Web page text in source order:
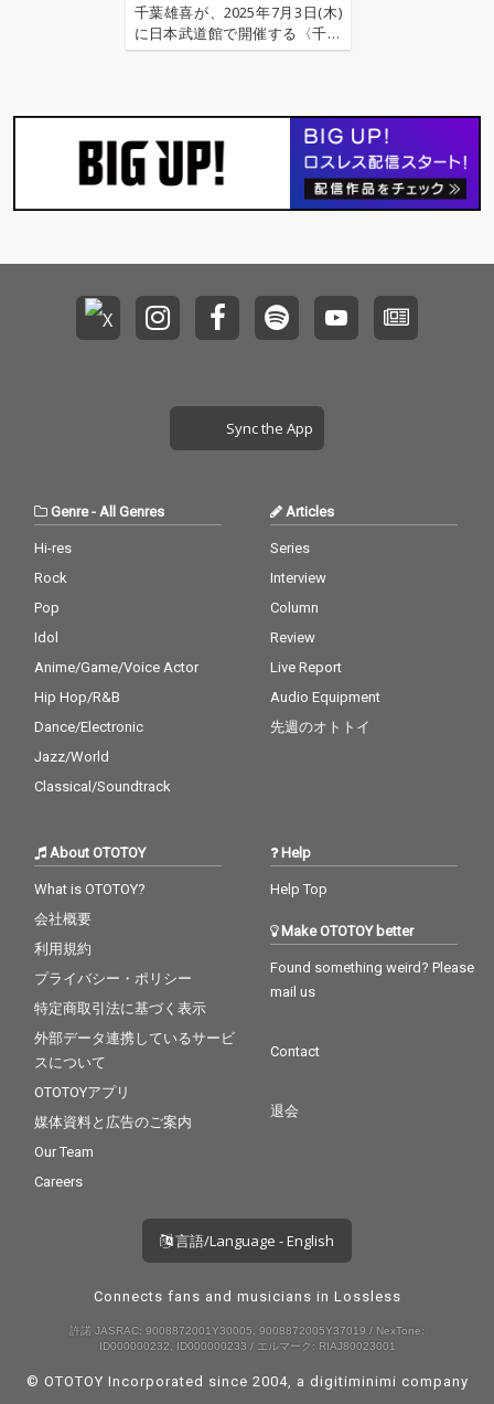
千葉雄喜が、2025年7月3日(木)
に日本武道館で開催する〈千葉
雄喜 ― STAR LIVE〉のゲストア
ーム友達」のRemixに参加して
いるDJ RYOW、Jin Dogg、キン
グギドラ、MaR
Sync the App
Genre-All Genres
Hi-res
Rock
Pop
Idol
Anime/Game/Voice Actor
Hip Hop/R&B
Dance/Electronic
Jazz/World
Classical/Soundtrack
Articles
Series
Interview
Column
Review
Live Report
Audio Equipment
先週のオトトイ
About OTOTOY
What is OTOTOY?
会社概要
利用規約
プライバシー・ポリシー
特定商取引法に基づく表示
外部データ連携しているサービ
スについて
OTOTOYアプリ
媒体資料と広告のご案内
Our Team
Careers
Help
Help Top
Make OTOTOY better
Found something weird? Please
mail us
Contact
退会
言語/Language - English
Connects fans and musicians in Lossless
許諾 JASRAC: 9008872001Y30005, 9008872005Y37019 / NexTone:
ID000000232, ID000000233 / エルマーク: RIAJ80023001
© OTOTOY Incorporated since 2004, a digitiminimi company